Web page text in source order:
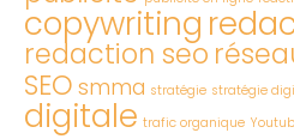
copywriting
redaction seo
SEO smma stratégie stratégie
digitale trafic organique